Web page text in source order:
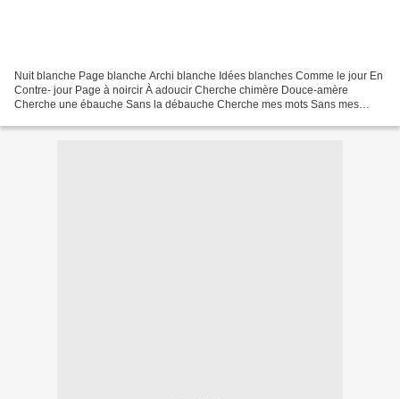
Nuit blanche Page blanche Archi blanche Idées blanches Comme le jour En
Contre- jour Page à noircir À adoucir Cherche chimère Douce-amère
Cherche une ébauche Sans la débauche Cherche mes mots Sans mes